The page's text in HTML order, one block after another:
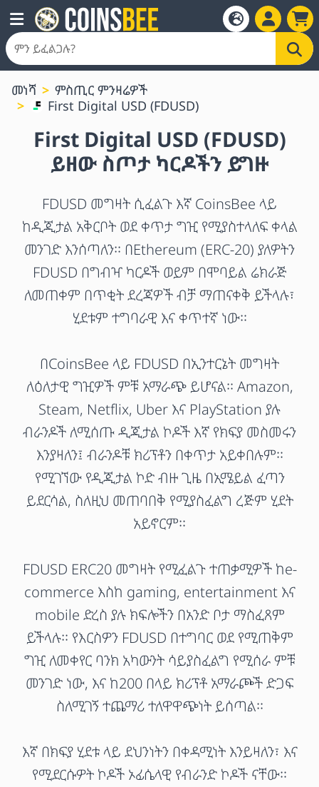
መነሻ
ምስጢር ምንዛሬዎች
First Digital USD (FDUSD)
First Digital USD (FDUSD)
ይዘው ስጦታ ካርዶችን ይግዙ
FDUSD መግዛት ሲፈልጉ እኛ CoinsBee ላይ
ከዲጂታል አቅርቦት ወደ ቀጥታ ግዢ የሚያስተላለፍ ቀላል
መንገድ እንሰጣለን። በEthereum (ERC-20) ያለዎትን
FDUSD በግብዣ ካርዶች ወይም በሞባይል ሬክራጅ
ለመጠቀም በጥቂት ደረጃዎች ብቻ ማጠናቀቅ ይችላሉ፣
ሂደቱም ተግባራዊ እና ቀጥተኛ ነው።
በCoinsBee ላይ FDUSD በኢንተርኔት መግዛት
ለዕለታዊ ግዢዎች ምቹ አማራጭ ይሆናል። Amazon,
Steam, Netflix, Uber እና PlayStation ያሉ
ብራንዶች ለሚሰጡ ዲጂታል ኮዶች እኛ የክፍያ መስመሩን
እንያዛለን፤ ብራንዶቹ ክሪፕቶን በቀጥታ አይቀበሉም።
የሚገኘው የዲጂታል ኮድ ብዙ ጊዜ በኢሜይል ፈጣን
ይደርሳል, ስለዚህ መጠባበቅ የሚያስፈልግ ረጅም ሂደት
አይኖርም።
FDUSD ERC20 መግዛት የሚፈልጉ ተጠቃሚዎች ከe-
commerce እስከ gaming, entertainment እና
mobile ድረስ ያሉ ክፍሎችን በአንድ ቦታ ማስፈጸም
ይችላሉ። የእርስዎን FDUSD በተግባር ወደ የሚጠቅም
ግዢ ለመቀየር ባንክ አካውንት ሳይያስፈልግ የሚሰራ ምቹ
መንገድ ነው, እና ከ200 በላይ ክሪፕቶ አማራጮች ድጋፍ
ስለሚገኝ ተጨማሪ ተለዋዋጭነት ይሰጣል።
እኛ በክፍያ ሂደቱ ላይ ደህንነትን በቀዳሚነት እንይዛለን፣ እና
የሚደርሱዎት ኮዶች ኦፊሴላዊ የብራንድ ኮዶች ናቸው።